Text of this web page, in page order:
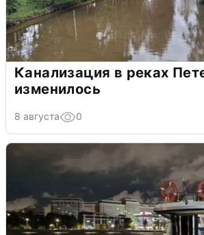
Канализация в реках
изменилось
8 августа 0